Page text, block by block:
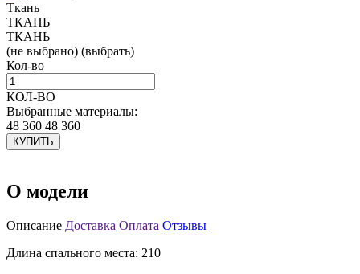
Ткань
ТКАНЬ
ТКАНЬ
(не выбрано) (выбрать)
Кол-во
КОЛ-ВО
Выбранные материалы:
48 360 48 360
КУПИТЬ
О модели
Описание Доставка Оплата Отзывы
Длина спального места: 210